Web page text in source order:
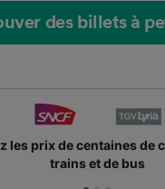
des billets à
de voyageurs nous